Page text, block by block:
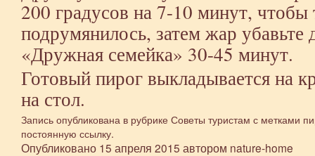
200 градусов на 7-10 минут, чтобы
подрумянилось, затем жар убавьте
«Дружная семейка» 30-45 минут.
Готовый пирог выкладывается на
на стол.
Запись опубликована в рубрике Советы туристам с метками
постоянную ссылку.
Опубликовано 15 апреля 2015 автором nature-home